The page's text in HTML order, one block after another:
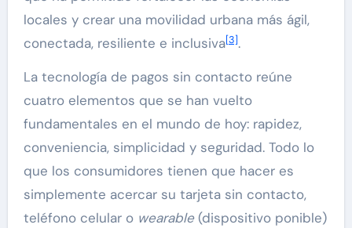
locales y crear una movilidad urbana más ágil,
conectada, resiliente e inclusiva[3].
La tecnología de pagos sin contacto reúne
cuatro elementos que se han vuelto
fundamentales en el mundo de hoy: rapidez,
conveniencia, simplicidad y seguridad. Todo lo
que los consumidores tienen que hacer es
simplemente acercar su tarjeta sin contacto,
teléfono celular o wearable(dispositivo ponible)